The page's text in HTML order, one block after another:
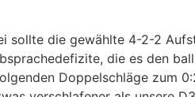
sollte die gewählte 4-2-2
die es den
Doppelschläge zum